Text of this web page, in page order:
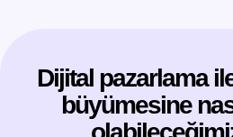
Dijital pazarlama
büyümesine